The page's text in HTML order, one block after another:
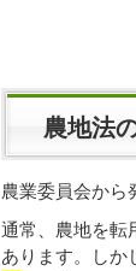
農地法
農業委員会から
通常、農地を転
あります。しか